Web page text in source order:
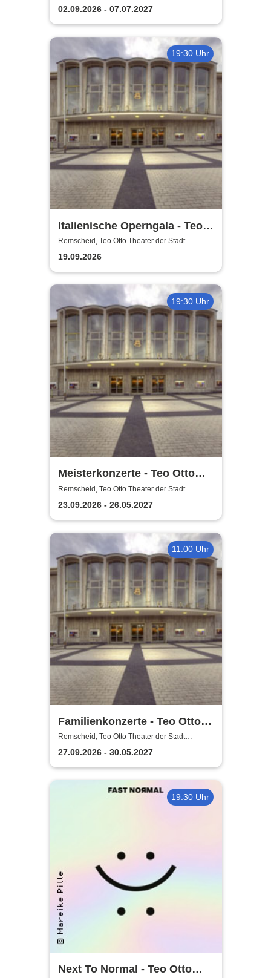
Remscheid
Remscheid
02.09.2026 - 07.07.2027
19:30 Uhr
Italienische Operngala - Teo
Otto Theater der Stadt
Remscheid
Remscheid, Teo Otto Theater der Stadt
Remscheid
19.09.2026
19:30 Uhr
Meisterkonzerte - Teo Otto
Theater der Stadt Remscheid
Remscheid, Teo Otto Theater der Stadt
Remscheid
23.09.2026 - 26.05.2027
11:00 Uhr
Familienkonzerte - Teo Otto
Theater der Stadt Remscheid
Remscheid, Teo Otto Theater der Stadt
Remscheid
27.09.2026 - 30.05.2027
19:30 Uhr
Next To Normal - Teo Otto